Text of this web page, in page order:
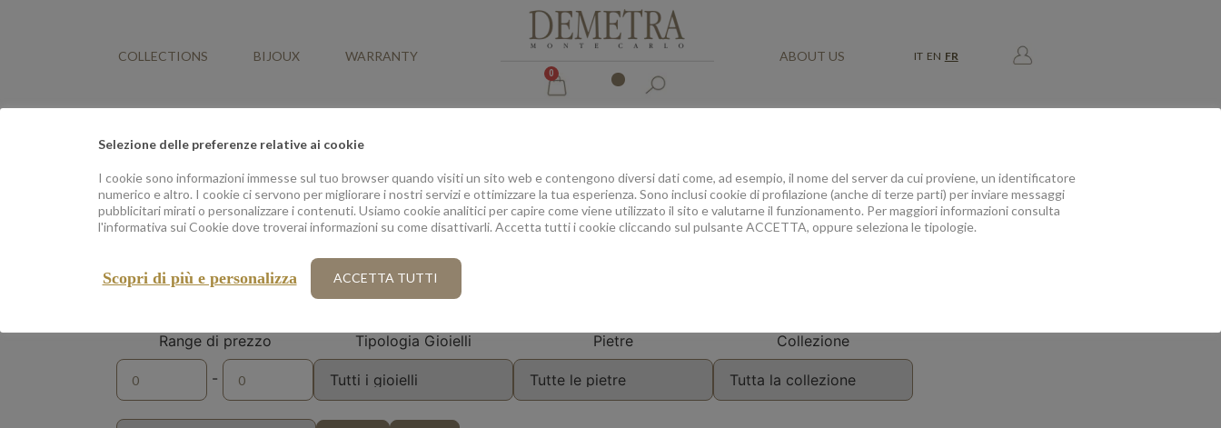
COLLECTIONS BIJOUX WARRANTY
0
ABOUT US IT EN FR
BIJOUX DE DÉMÉTER
De l'Inspiration pour vos désirs
Range di prezzo
-
Tipologia Gioielli Pietre Collezione
Selezione delle preferenze relative ai cookie
I cookie sono informazioni immesse sul tuo browser quando visiti un sito web e contengono diversi dati come, ad esempio, il nome del server da cui proviene, un identificatore
numerico e altro. I cookie ci servono per migliorare i nostri servizi e ottimizzare la tua esperienza. Sono inclusi cookie di profilazione (anche di terze parti) per inviare messaggi
pubblicitari mirati o personalizzare i contenuti. Usiamo cookie analitici per capire come viene utilizzato il sito e valutarne il funzionamento. Per maggiori informazioni consulta
l'informativa sui Cookie dove troverai informazioni su come disattivarli. Accetta tutti i cookie cliccando sul pulsante ACCETTA, oppure seleziona le tipologie.
Scopri di più e personalizza ACCETTA TUTTI